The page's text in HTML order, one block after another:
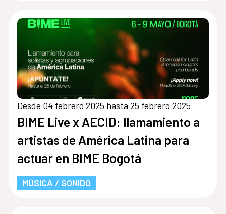
Desde 04 febrero 2025 hasta 25 febrero 2025
BIME Live x AECID: llamamiento a
artistas de América Latina para
actuar en BIME Bogotá
MÚSICA / SONIDO